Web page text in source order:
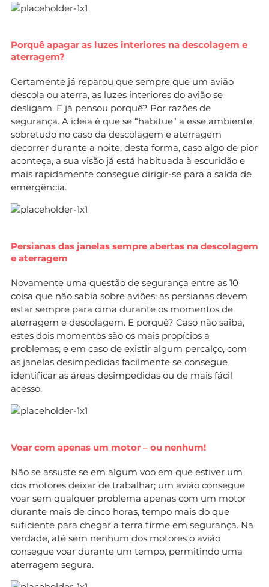
Porquê apagar as luzes interiores na descolagem e
aterragem?
Certamente já reparou que sempre que um avião
descola ou aterra, as luzes interiores do avião se
desligam. E já pensou porquê? Por razões de
segurança. A ideia é que se “habitue” a esse ambiente,
sobretudo no caso da descolagem e aterragem
decorrer durante a noite; desta forma, caso algo de pior
aconteça, a sua visão já está habituada à escuridão e
mais rapidamente consegue dirigir-se para a saída de
emergência.
Persianas das janelas sempre abertas na descolagem
e aterragem
Novamente uma questão de segurança entre as 10
coisa que não sabia sobre aviões: as persianas devem
estar sempre para cima durante os momentos de
aterragem e descolagem. E porquê? Caso não saiba,
estes dois momentos são os mais propícios a
problemas; e em caso de existir algum percalço, com
as janelas desimpedidas facilmente se consegue
identificar as áreas desimpedidas ou de mais fácil
acesso.
Voar com apenas um motor – ou nenhum!
Não se assuste se em algum voo em que estiver um
dos motores deixar de trabalhar; um avião consegue
voar sem qualquer problema apenas com um motor
durante mais de cinco horas, tempo mais do que
suficiente para chegar a terra firme em segurança. Na
verdade, até sem nenhum dos motores o avião
consegue voar durante um tempo, permitindo uma
aterragem segura.